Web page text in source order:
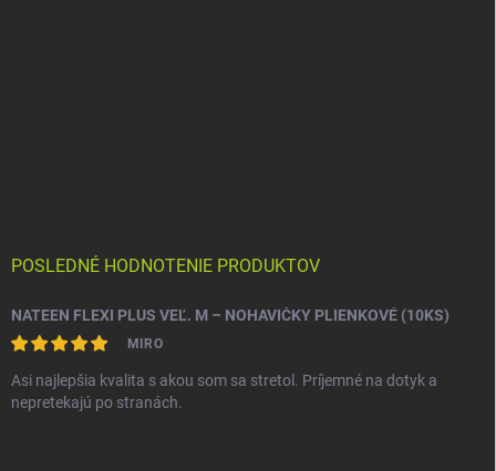
POSLEDNÉ HODNOTENIE PRODUKTOV
NATEEN FLEXI PLUS VEĽ. M – NOHAVIČKY PLIENKOVÉ (10KS)
MIRO
Asi najlepšia kvalita s akou som sa stretol. Príjemné na dotyk a
nepretekajú po stranách.